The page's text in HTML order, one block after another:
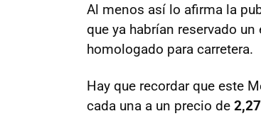
Al menos así lo afirma la
que ya habrían reservado
homologado para carretera.
Hay que recordar que este
cada una a un precio de